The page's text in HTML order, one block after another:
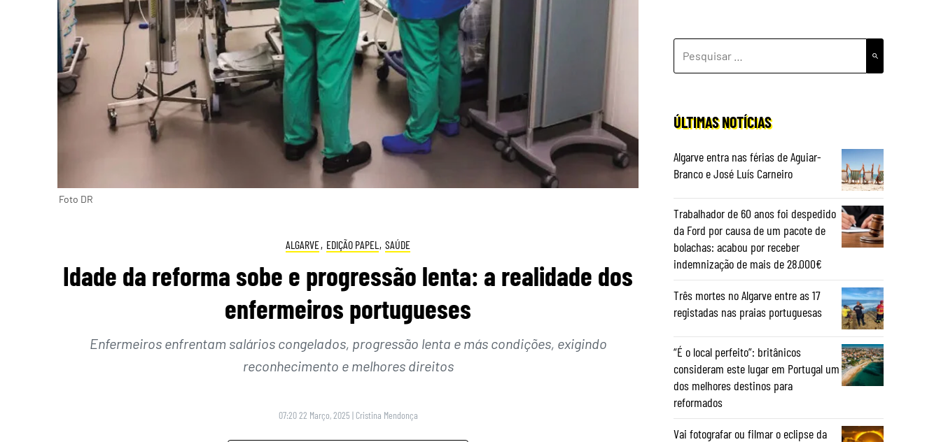
Foto DR
ALGARVE, EDIÇÃO PAPEL , SAÚDE
Idade da reforma sobe e progressão lenta: a realidade dos
enfermeiros portugueses
Enfermeiros enfrentam salários congelados, progressão lenta e más condições, exigindo
reconhecimento e melhores direitos
07:20 22 Março, 2025 | Cristina Mendonça
POR:
ÚLTIMAS NOTÍCIAS
Algarve entra nas férias de Aguiar-
Branco e José Luís Carneiro
Trabalhador de 60 anos foi despedido
da Ford por causa de um pacote de
bolachas: acabou por receber
indemnização de mais de 28.000€
Três mortes no Algarve entre as 17
registadas nas praias portuguesas
“É o local perfeito”: britânicos
consideram este lugar em Portugal um
dos melhores destinos para
reformados
Vai fotografar ou filmar o eclipse da